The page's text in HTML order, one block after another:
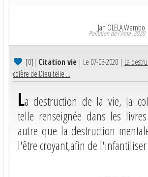
Jah OLELA Wembo
Pollution de l'Âme. 2020
[0]| Citation vie | Le 07-03-2020 | La
colère de Dieu telle ...
La destruction de la vie, la
telle renseignée dans les
autre que la destruction
l'être croyant,afin de